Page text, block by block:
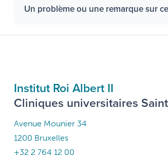
Un problème ou une remarque sur
Institut Roi Albert II
Cliniques universitaires
Avenue Mounier 34
1200 Bruxelles
+32 2 764 12 00